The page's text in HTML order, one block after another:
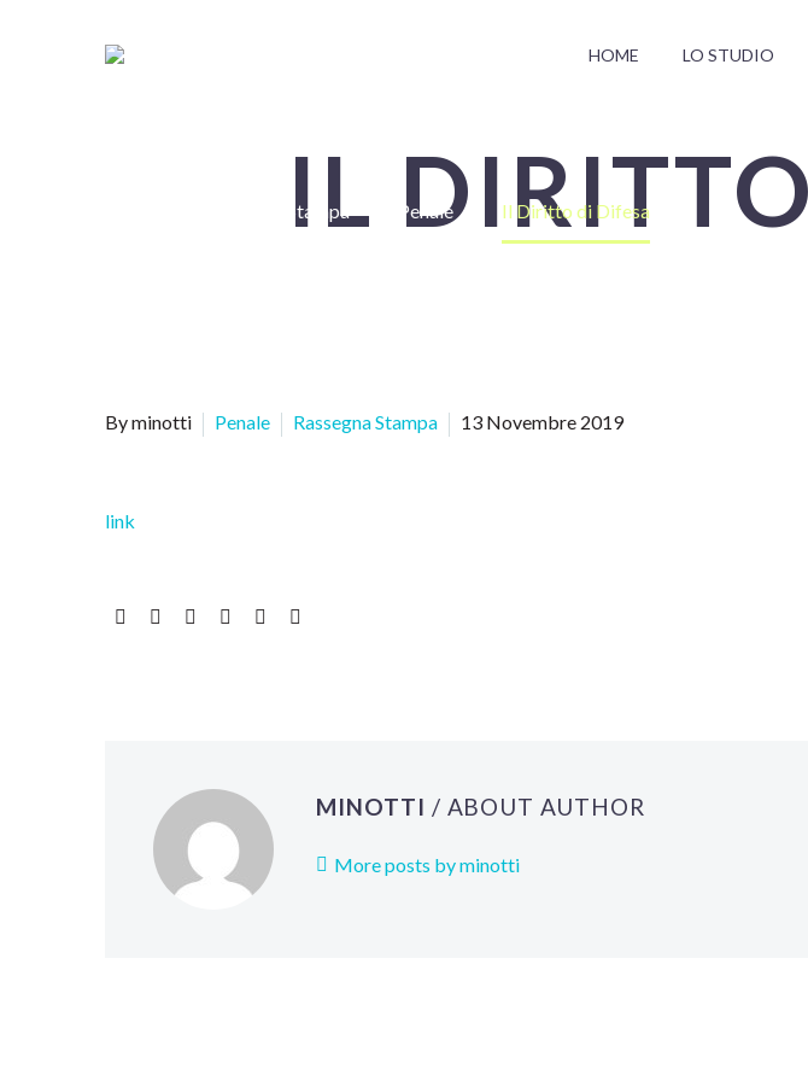
HOME LO STUDIO
IL
Rassegna Stampa Penale Il Diritto di Difesa
By minotti Penale Rassegna Stampa 13 Novembre 2019
link
MINOTTI / ABOUT AUTHOR
More posts by minotti